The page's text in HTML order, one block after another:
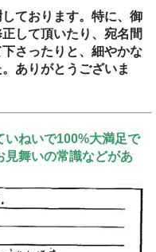
ております。特に、御
して頂いたり、宛名間
さったりと、細やかな
ありがとうございま
いねいで100%大満足で
見舞いの常識などがあ